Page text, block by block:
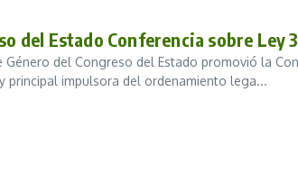
del Estado Conferencia sobre Ley
Género del Congreso del Estado promovió la
principal impulsora del ordenamiento lega...